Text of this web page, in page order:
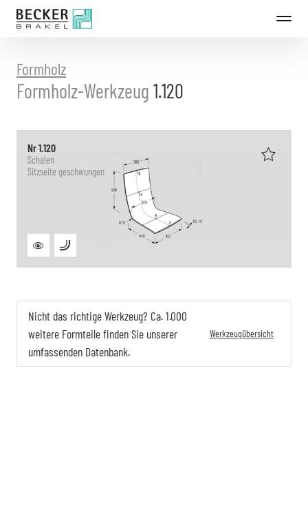
Direkt
Formholz
Formholz-Werkzeug 1.120
Nr 1.120
Schalen
Sitzseite geschwungen
Nicht das richtige Werkzeug? Ca. 1.000
weitere Formteile finden Sie unserer
umfassenden Datenbank.
Werkzeugübersicht